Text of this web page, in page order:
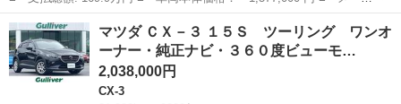
ー名： マツダ ■ 車種名： ＣＸ－５ ■ グレード名： ＸＤ プ
ロアクティブ ４ＷＤ 禁煙車 ディーゼル（軽油） 純正ＳＤナ
ビ バック...
島根 松江市 CX-5
マツダ ＣＸ－３ １５Ｓ ツーリング ワンオ
ーナー・純正ナビ・３６０度ビューモ…
2,038,000円
CX-3